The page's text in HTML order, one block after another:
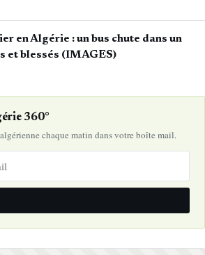
en Algérie : un bus chute dans un
et blessés (IMAGES)
360°
chaque matin dans votre boîte mail.